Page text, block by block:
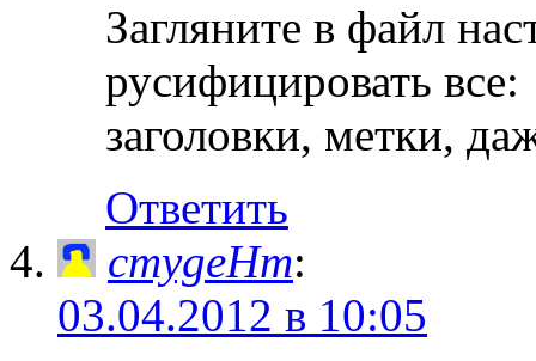
Загляните в файл
русифицировать все:
заголовки, метки,
Ответить
cmygeHm:
03.04.2012 в 10:05